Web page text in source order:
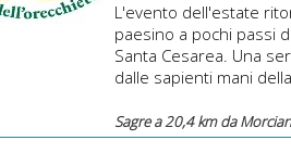
L'evento dell'estate
paesino a pochi passi
Santa Cesarea. Una
dalle sapienti mani
Sagre a 20,4 km da